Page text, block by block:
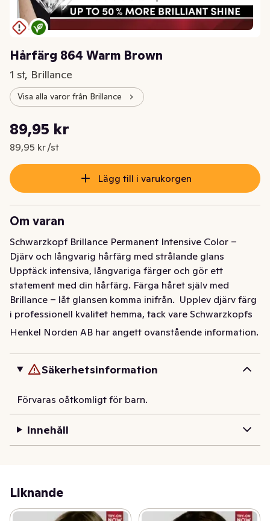
Hårfärg 864 Warm Brown
1 st, Brillance
Visa alla varor från Brillance
Nuvarande pris är: 89,95 kr
89,95 kr
89,95 kr /st
Styckpris: 89,95 kr /st
Lägg till i varukorgen
Om varan
Schwarzkopf Brillance Permanent Intensive Color –
Djärv och långvarig hårfärg med strålande glans
Upptäck intensiva, långvariga färger och gör ett
statement med din hårfärg. Färga håret själv med
Brillance – låt glansen komma inifrån.  Upplev djärv färg
i professionell kvalitet hemma, tack vare Schwarzkopfs
expertis. Den avancerade formulan för permanent
glansen och bevarar färgens intensitet. Resultatet?
Oemotståndlig färgintensitet i upp till 12 veckor, med
Skyddande eftervård – balsam med Bonding-HaptIQ
System vårdar håret genom att: 1. Skapa nya
mikrobindningar inuti hårstrået 2. Omsluta håret med ett
yttre skyddande lager - För ett starkare hår och upp till
återvunnen aluminium. För bästa resultat, använd på
hårstrukturer och täcker upp till 100 % grått hår. Färgen
Henkel Norden AB har angett ovanstående information.
Säkerhetsinformation
Förvaras oåtkomligt för barn.
Innehåll
Liknande